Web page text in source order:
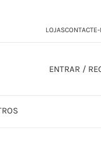
LOJAS
ENTRAR /